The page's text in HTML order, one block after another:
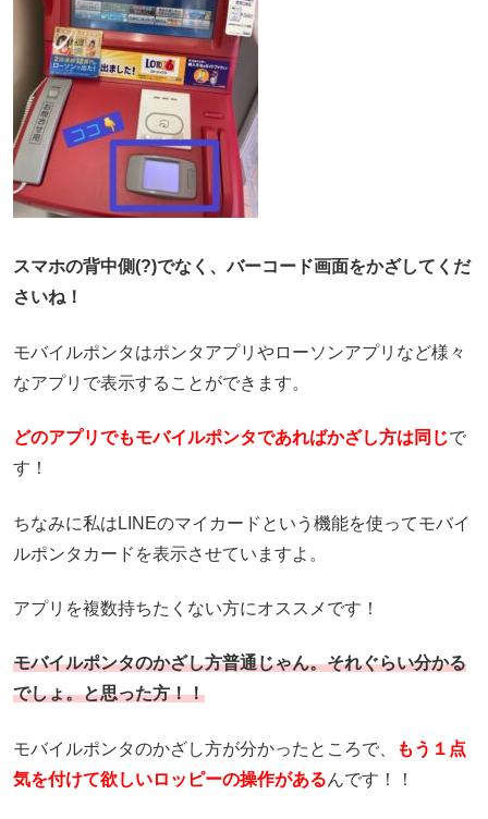
スマホの背中側(?)でなく、バーコード画面をかざしてくだ
さいね！
モバイルポンタはポンタアプリやローソンアプリなど様々
なアプリで表示することができます。
どのアプリでもモバイルポンタであればかざし方は同じで
す！
ちなみに私はLINEのマイカードという機能を使ってモバイ
ルポンタカードを表示させていますよ。
アプリを複数持ちたくない方にオススメです！
モバイルポンタのかざし方普通じゃん。それぐらい分かる
でしょ。と思った方！！
モバイルポンタのかざし方が分かったところで、
もう１点
気を付けて欲しいロッピーの操作があるんです！！